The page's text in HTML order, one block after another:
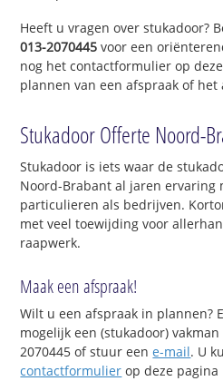
Heeft u vragen over stukadoor?
013-2070445 voor een
nog het contactformulier op
plannen van een afspraak of
Stukadoor Offerte Noord-
Stukadoor is iets waar de
Noord-Brabant al jaren ervaring
particulieren als bedrijven.
met veel toewijding voor
raapwerk.
Maak een afspraak!
Wilt u een afspraak in plannen?
mogelijk een (stukadoor)
2070445 of stuur eene-mail. U
contactformulier op deze